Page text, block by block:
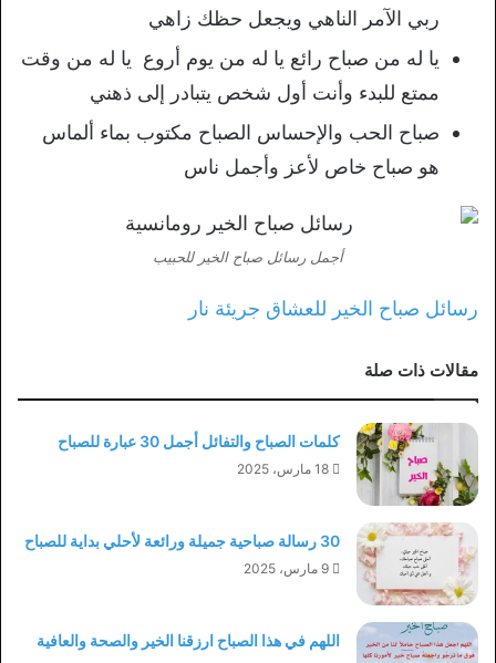
ربي الآمر الناهي ويجعل حظك زاهي
يا له من صباح رائع يا له من يوم أروع يا له من وقت
ممتع للبدء وأنت أول شخص يتبادر إلى ذهني
صباح الحب والإحساس الصباح مكتوب بماء ألماس
هو صباح خاص لأعز وأجمل ناس
أجمل رسائل صباح الخير للحبيب
رسائل صباح الخير للعشاق جريئة نار
مقالات ذات صلة
كلمات الصباح والتفائل أجمل 30 عبارة للصباح
18 مارس، 2025
30 رسالة صباحية جميلة ورائعة لأحلي بداية للصباح
9 مارس، 2025
اللهم في هذا الصباح ارزقنا الخير والصحة والعافية